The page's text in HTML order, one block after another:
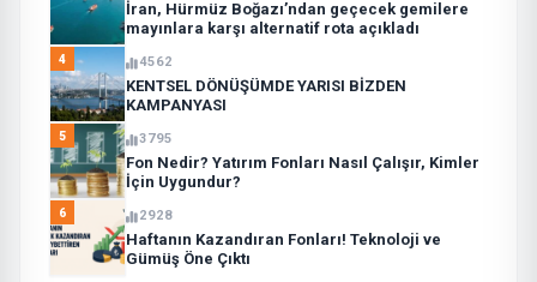
İran, Hürmüz Boğazı’ndan geçecek gemilere
mayınlara karşı alternatif rota açıkladı
4 4562
KENTSEL DÖNÜŞÜMDE YARISI BİZDEN
KAMPANYASI
5 3795
Fon Nedir? Yatırım Fonları Nasıl Çalışır, Kimler
İçin Uygundur?
6 2928
Haftanın Kazandıran Fonları! Teknoloji ve
Gümüş Öne Çıktı